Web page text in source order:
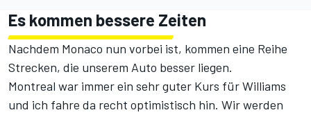
Es kommen bessere Zeiten
Nachdem Monaco nun vorbei ist, kommen eine Reihe
Strecken, die unserem Auto besser liegen.
Montreal war immer ein sehr guter Kurs für Williams
und ich fahre da recht optimistisch hin. Wir werden